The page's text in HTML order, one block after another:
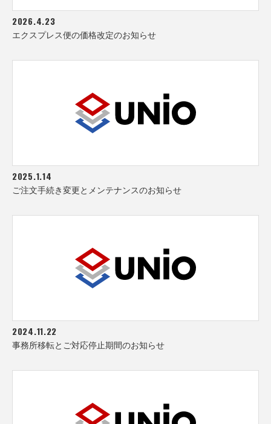
2026.4.23
エクスプレス便の価格改定のお知らせ
2025.1.14
ご注文手続き変更とメンテナンスのお知らせ
2024.11.22
事務所移転とご対応停止期間のお知らせ